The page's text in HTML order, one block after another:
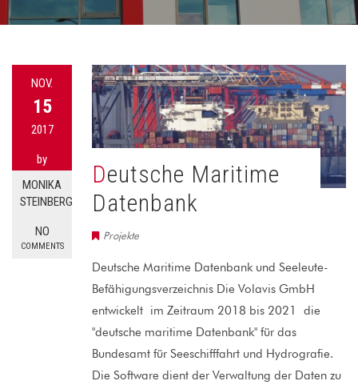
NOV.
15
2017
by
MONIKA
STEINBERG
NO
COMMENTS
Deutsche Maritime
Datenbank
Projekte
Deutsche Maritime Datenbank und Seeleute-
Befähigungsverzeichnis Die Volavis GmbH
entwickelt im Zeitraum 2018 bis 2021 die
"deutsche maritime Datenbank" für das
Bundesamt für Seeschifffahrt und Hydrografie.
Die Software dient der Verwaltung der Daten zu